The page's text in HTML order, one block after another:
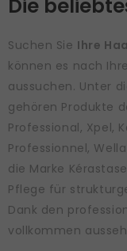
Die
Suchen Sie Ihre
können es nach
aussuchen. Unter
gehören Produkte
Professional, Xpel,
Professionnel,
die Marke
Pflege für
Dank den
vollkommen